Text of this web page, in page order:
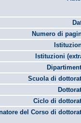
Numero di
Istituzioni
Scuola di
Ciclo di
del Corso di